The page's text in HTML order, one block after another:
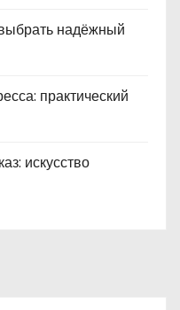
надёжный
практический
искусство